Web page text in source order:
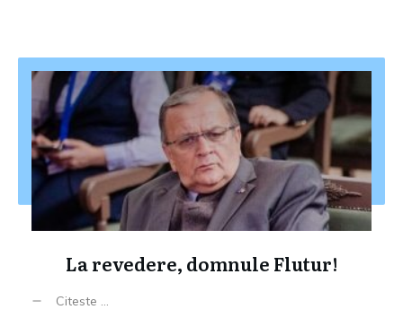
La revedere, domnule Flutur!
Citeste ...